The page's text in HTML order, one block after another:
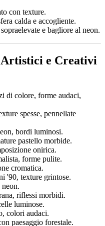
con texture.
calda e accogliente.
e bagliore al neon.
e Creativi
di colore, forme audaci,
spesse, pennellate
bordi luminosi.
pastello morbide.
onirica.
forme pulite.
cromatica.
'90, texture grintose.
riflessi morbidi.
luminose.
colori audaci.
paesaggio forestale.